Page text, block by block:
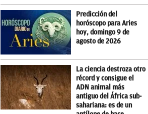
Predicción del
horóscopo para Aries
hoy, domingo 9 de
agosto de 2026
La ciencia destroza otro
récord y consigue el
ADN animal más
antiguo del África sub-
sahariana: es de un